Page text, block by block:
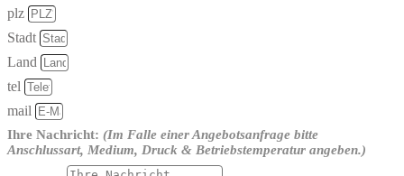
plz
Stadt
Land
tel
mail
Ihre Nachricht: (Im Falle einer Angebotsanfrage bitte
Anschlussart, Medium, Druck & Betriebstemperatur angeben.)